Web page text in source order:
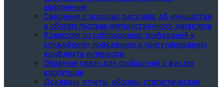
заполнения
Сведения о доходах, расходах, об имуществе
и обязательствах имущественного характера
Комиссия по соблюдению требований к
служебному поведению и урегулированию
конфликта интересов
Обратная связь для сообщений о фактах
коррупции
Доклады, отчеты, обзоры, статистическая